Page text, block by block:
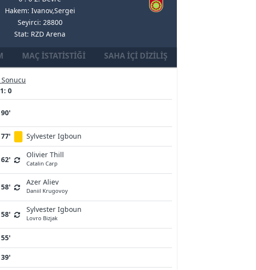
Hakem: Ivanov,Sergei
Seyirci: 28800
Stat: RZD Arena
MAÇ İSTATISTIĞI SAHA İÇI DIZILIŞ
1: 0
90'
77' Sylvester Igboun
62'
Olivier Thill
Catalin Carp
58'
Azer Aliev
Daniil Krugovoy
58'
Sylvester Igboun
Lovro Bizjak
55'
39'